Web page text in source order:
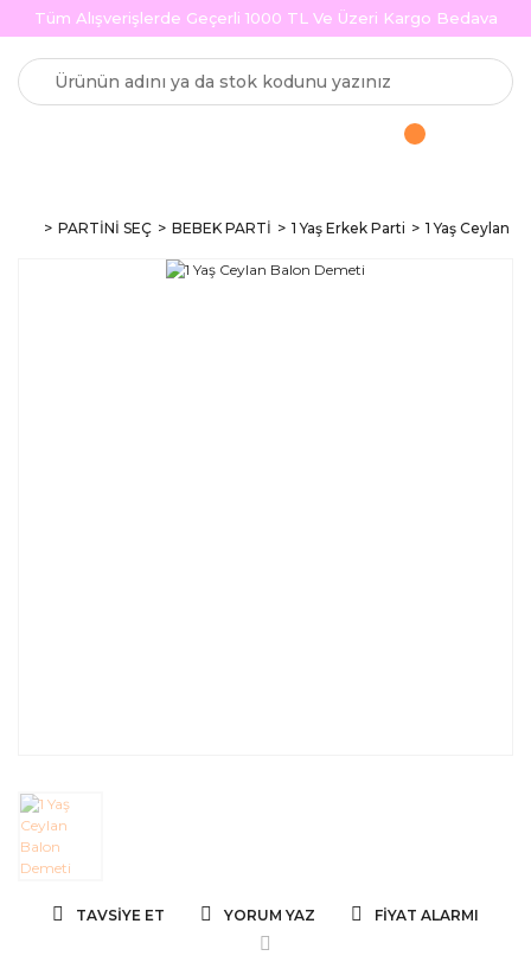
Tüm Alışverişlerde Geçerli 1000 TL Ve Üzeri Kargo Bedava
PARTİNİ SEÇ BEBEK PARTİ 1 Yaş Erkek Parti 1 Yaş Ceylan
TAVSIYE ET YORUM YAZ FIYAT ALARMI